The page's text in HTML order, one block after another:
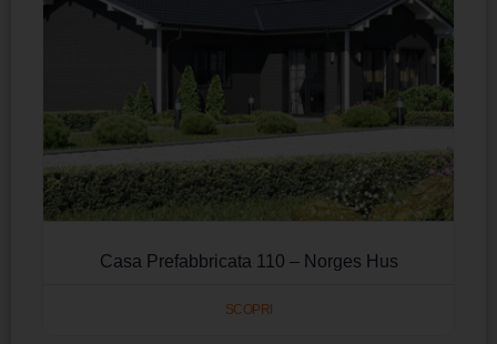
Casa Prefabbricata 110 – Norges Hus
SCOPRI